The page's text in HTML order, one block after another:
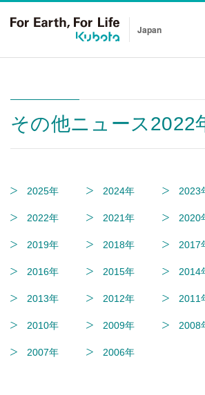
Japan
その他ニュース2022
2025年 2024年 2023
2022年 2021年 2020
2019年 2018年 2017
2016年 2015年 2014
2013年 2012年 2011
2010年 2009年 2008
2007年 2006年